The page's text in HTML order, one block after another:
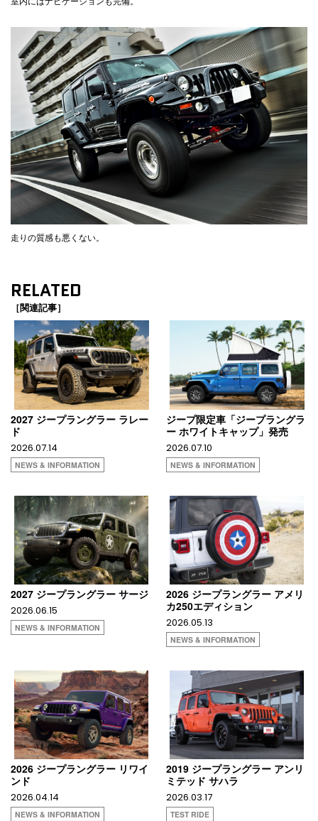
走りの質感も悪くない。
RELATED
［関連記事］
2027 ジープラングラー ラレー
ド
2026.07.14
NEWS & INFORMATION
ジープ限定車「ジープラングラ
ー ホワイトキャップ」発売
2026.07.10
NEWS & INFORMATION
2027 ジープラングラー サージ
2026.06.15
NEWS & INFORMATION
2026 ジープラングラー アメリ
カ250エディション
2026.05.13
NEWS & INFORMATION
2026 ジープラングラー リワイ
ンド
2026.04.14
NEWS & INFORMATION
2019 ジープラングラー アンリ
ミテッド サハラ
2026.03.17
TEST RIDE